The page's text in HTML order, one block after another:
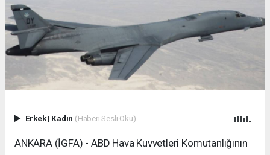
Erkek| Kadın (Haberi Sesli Oku)
ANKARA (İGFA) - ABD Hava Kuvvetleri Komutanlığının